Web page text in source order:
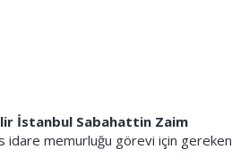
İstanbul Sabahattin Zaim
idare memurluğu görevi için gereken